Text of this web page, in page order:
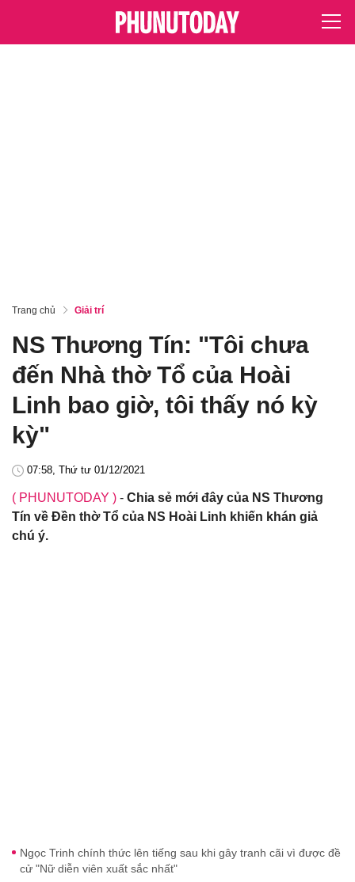
Trang chủ Giải trí
NS Thương Tín: "Tôi chưa
đến Nhà thờ Tổ của Hoài
Linh bao giờ, tôi thấy nó kỳ
kỳ"
07:58, Thứ tư 01/12/2021
( PHUNUTODAY ) - Chia sẻ mới đây của NS Thương
Tín về Đền thờ Tổ của NS Hoài Linh khiến khán giả
chú ý.
Ngọc Trinh chính thức lên tiếng sau khi gây tranh cãi vì được đề
cử "Nữ diễn viên xuất sắc nhất"